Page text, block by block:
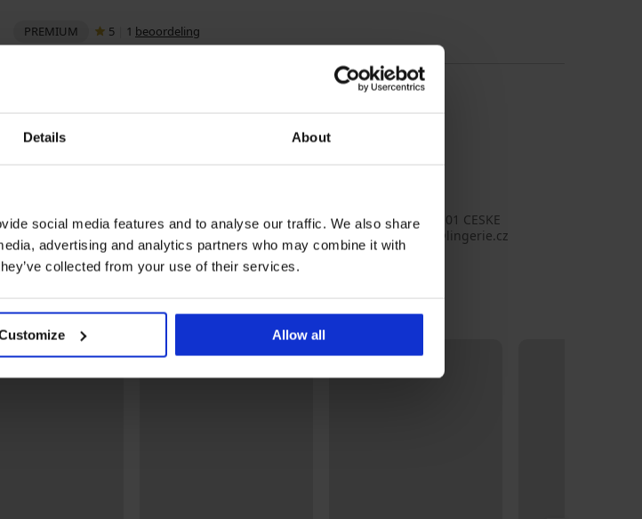
Details About
social media features and to analyse our traffic. We also share
advertising and analytics partners who may combine it with
collected from your use of their services.
Allow all
PREMIUM 5 1 beoordeling
Slipgedeelte in klassieke snit
Materiaal
80% polyamide, 7
Fabrikant
Emporio s.r.o., adres: RIEGROVA 51, 370 01 CESKE
BUDEJOVICE, Czechia, e-mail: emporio@lingerie.cz
Meer tonen
vindt u dit ook leuk